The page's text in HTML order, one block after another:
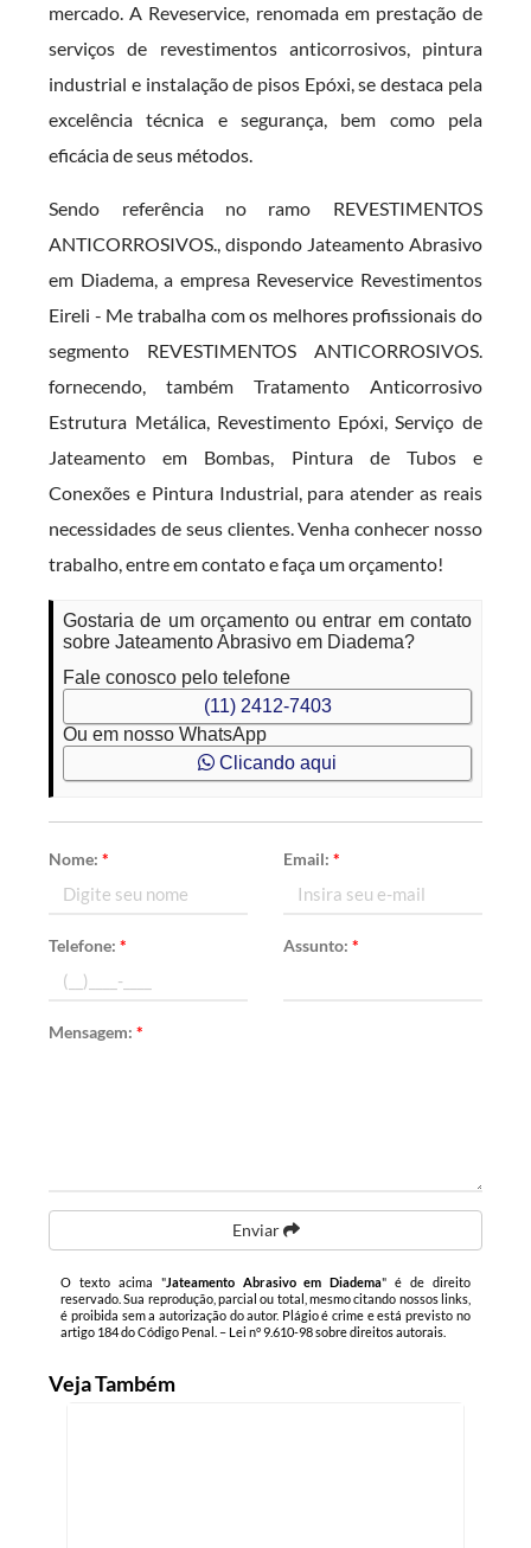
mercado. A Reveservice, renomada em prestação de
serviços de revestimentos anticorrosivos, pintura
industrial e instalação de pisos Epóxi, se destaca pela
excelência técnica e segurança, bem como pela
eficácia de seus métodos.
Sendo referência no ramo REVESTIMENTOS
ANTICORROSIVOS., dispondo Jateamento Abrasivo
em Diadema, a empresa Reveservice Revestimentos
Eireli - Me trabalha com os melhores profissionais do
segmento REVESTIMENTOS ANTICORROSIVOS.
fornecendo, também Tratamento Anticorrosivo
Estrutura Metálica, Revestimento Epóxi, Serviço de
Jateamento em Bombas, Pintura de Tubos e
Conexões e Pintura Industrial, para atender as reais
necessidades de seus clientes. Venha conhecer nosso
trabalho, entre em contato e faça um orçamento!
Gostaria de um orçamento ou entrar em contato
sobre Jateamento Abrasivo em Diadema?
Fale conosco pelo telefone
(11) 2412-7403
Ou em nosso WhatsApp
Clicando aqui
Nome:* Email: *
Telefone:* Assunto: *
Mensagem:*
Enviar
O texto acima "Jateamento Abrasivo em Diadema" é de direito
reservado. Sua reprodução, parcial ou total, mesmo citando nossos links,
é proibida sem a autorização do autor. Plágio é crime e está previsto no
artigo 184 do Código Penal. – Lei n° 9.610-98 sobre direitos autorais
Veja Também